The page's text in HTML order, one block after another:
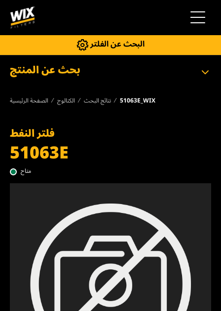
التنقل
البحث عن الفلتر
بحث عن المنتج
الصفحة الرئيسية الكتالوج نتائج البحث 51063E_WIX
فلتر النفط
51063E
متاح